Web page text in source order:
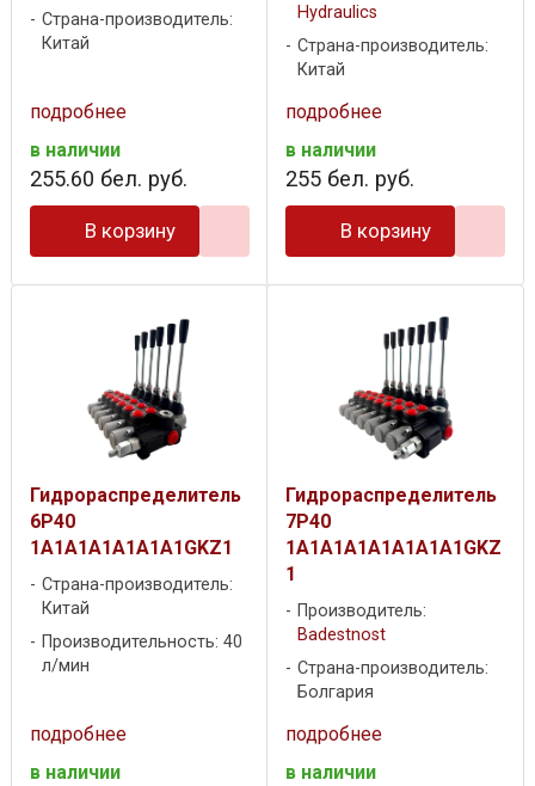
Страна-производитель:
Китай
подробнее
в наличии
255.60 бел. руб.
В корзину
Hydraulics
Страна-производитель:
Китай
подробнее
в наличии
255 бел. руб.
В корзину
Гидрораспределитель
6P40
1A1A1A1A1A1A1GKZ1
Страна-производитель:
Китай
Производительность: 40
л/мин
подробнее
в наличии
Гидрораспределитель
7P40
1A1A1A1A1A1A1A1GKZ
1
Производитель:
Badestnost
Страна-производитель:
Болгария
подробнее
в наличии